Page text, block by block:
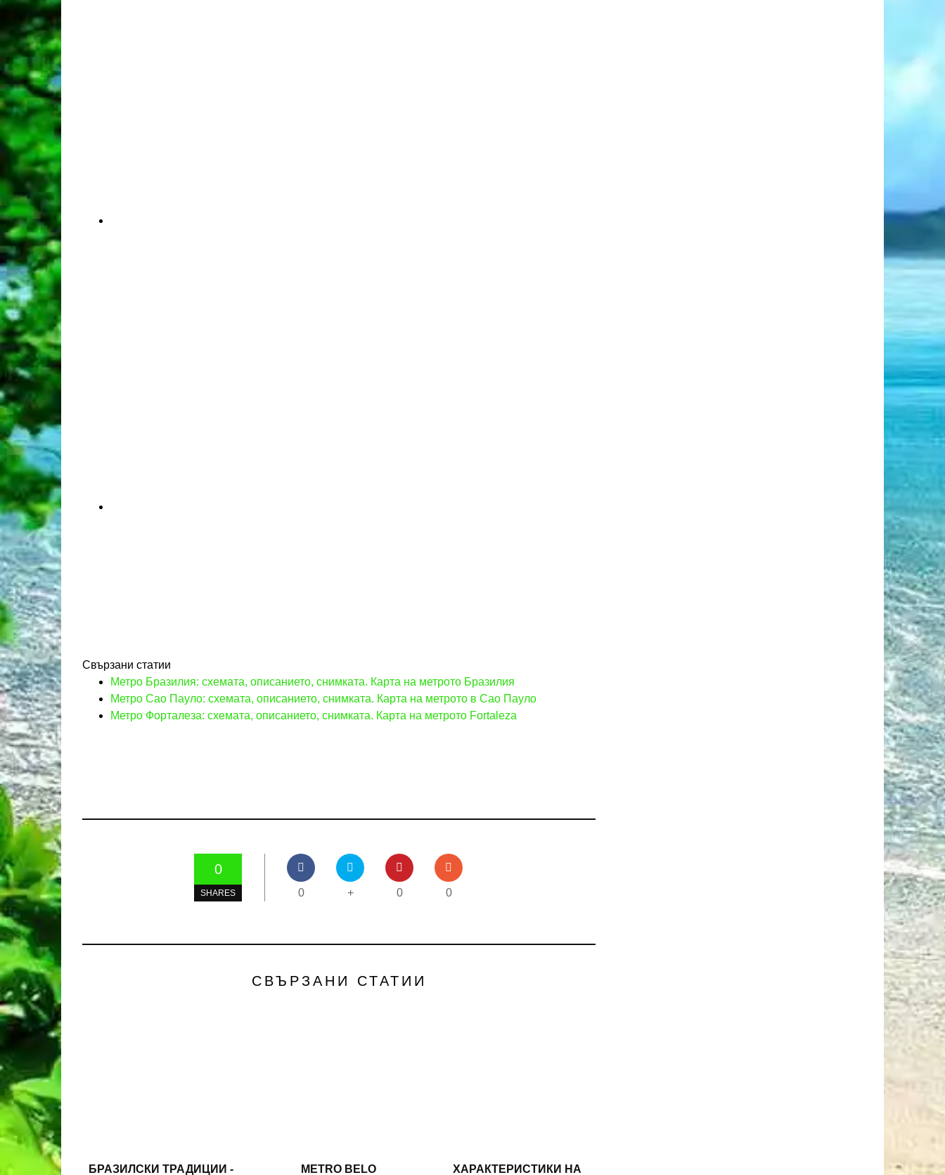
Свързани статии
Метро Бразилия: схемата, описанието, снимката. Карта на метрото Бразилия
Метро Сао Пауло: схемата, описанието, снимката. Карта на метрото в Сао Пауло
Метро Форталеза: схемата, описанието, снимката. Карта на метрото Fortaleza
0
SHARES 0 + 0 0
СВЪРЗАНИ СТАТИИ
БРАЗИЛСКИ ТРАДИЦИИ - METRO BELO ХАРАКТЕРИСТИКИ НА